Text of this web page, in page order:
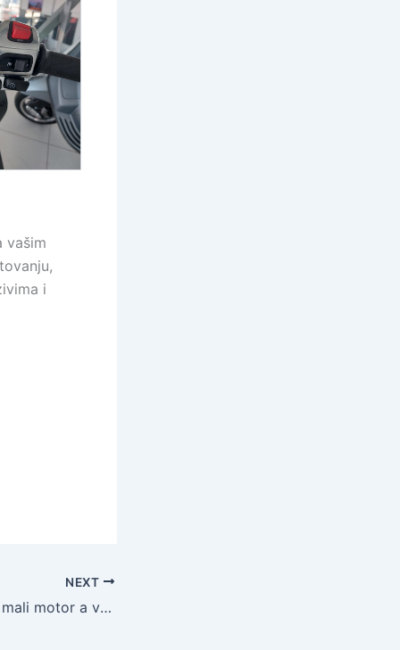
vašim
i
NEXT
HONDA MONKEY mali motor a veliko srce